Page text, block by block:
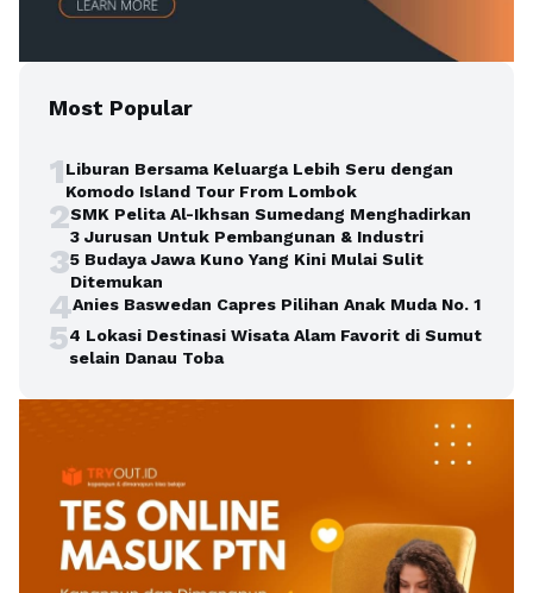
Most Popular
1Liburan Bersama Keluarga Lebih Seru dengan
Komodo Island Tour From Lombok
2SMK Pelita Al-Ikhsan Sumedang Menghadirkan
3 Jurusan Untuk Pembangunan & Industri
35 Budaya Jawa Kuno Yang Kini Mulai Sulit
Ditemukan
4Anies Baswedan Capres Pilihan Anak Muda No. 1
54 Lokasi Destinasi Wisata Alam Favorit di Sumut
selain Danau Toba